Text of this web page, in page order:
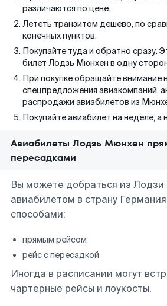
различаются по цене.
Лететь транзитом дешево, по
конечных пунктов.
Покупайте туда и обратно сразу.
билет Лодзь Мюнхен в одну
При покупке обращайте внимание
спецпредложения авиакомпаний,
распродажи авиабилетов из
Покупайте авиабилет на неделе, а
Авиабилеты Лодзь Мюнхен
пересадками
Вы можете добраться из
авиабилетом в страну
способами:
прямым рейсом
рейс с пересадкой
Иногда в расписании могут
чартерные рейсы и лоукосты.